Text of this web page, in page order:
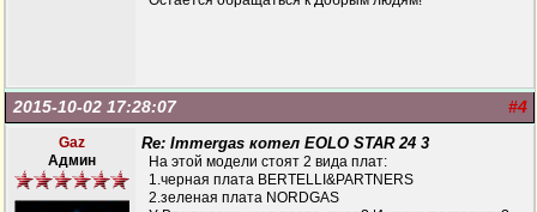
#4
2015-10-02 17:28:07
Gaz
Админ
Re: Immergas котел EOLO STAR 24 3
На этой модели стоят 2 вида плат:
1.черная плата BERTELLI&PARTNERS
2.зеленая плата NORDGAS